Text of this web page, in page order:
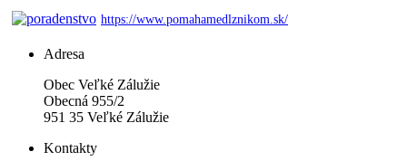
https://www.pomahamedlznikom.sk/
Adresa
Obec Veľké Zálužie
Obecná 955/2
951 35 Veľké Zálužie
Kontakty